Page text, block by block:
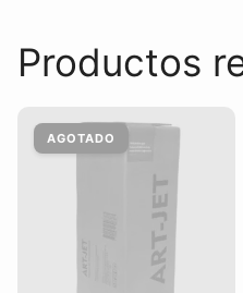
Productos